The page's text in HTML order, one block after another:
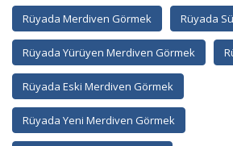
Rüyada Merdiven Görmek Rüyada
Rüyada Yürüyen Merdiven Görmek
Rüyada Eski Merdiven Görmek
Rüyada Yeni Merdiven Görmek